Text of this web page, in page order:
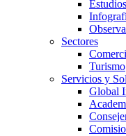
Sectores
Turismo
Servicios y
Global